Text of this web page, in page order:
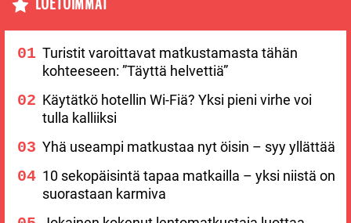
Turistit varoittavat matkustamasta tähän
kohteeseen: ”Täyttä helvettiä”
Käytätkö hotellin Wi-Fiä? Yksi pieni virhe voi
tulla kalliiksi
Yhä useampi matkustaa nyt öisin – syy yllättää
10 sekopäisintä tapaa matkailla – yksi niistä on
suorastaan karmiva